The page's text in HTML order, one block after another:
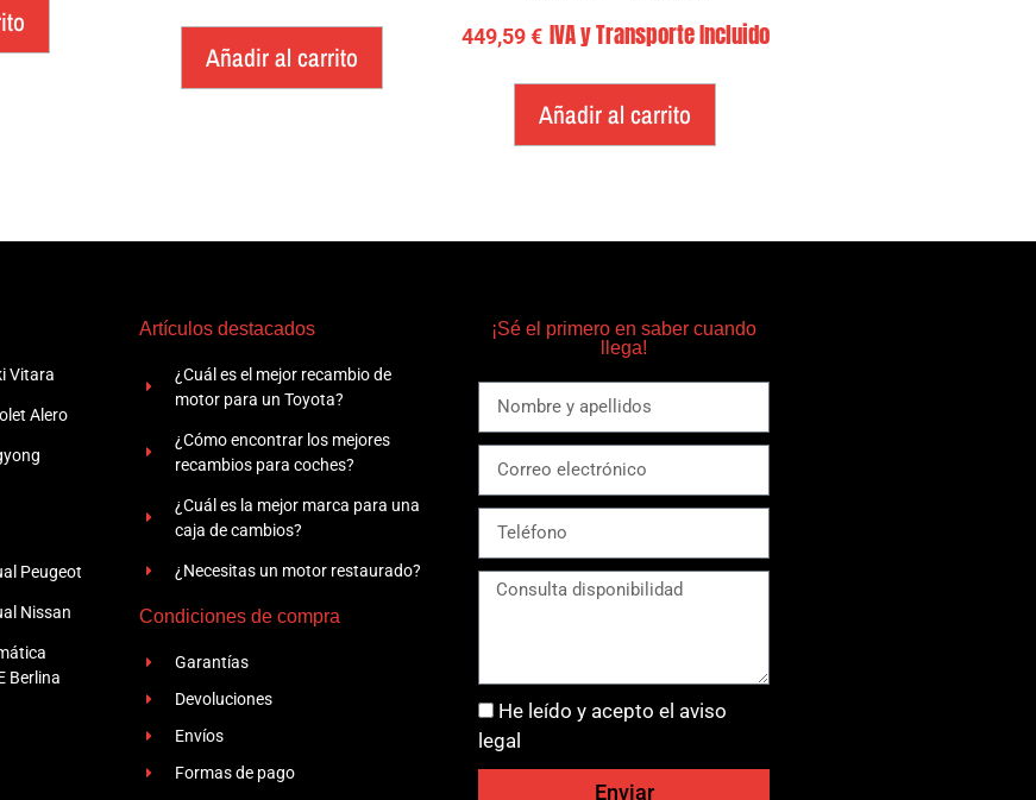
Añadir al carrito
449,59€ IVA y Transporte Incluido
Añadir al carrito
Vitara
Alero
Peugeot
Nissan
Berlina
Artículos destacados
¿Cuál es el mejor recambio de
motor para un Toyota?
¿Cómo encontrar los mejores
recambios para coches?
¿Cuál es la mejor marca para una
caja de cambios?
¿Necesitas un motor restaurado?
Condiciones de compra
Garantías
Devoluciones
Envíos
Formas de pago
¡Sé el primero en saber cuando
llega!
He leído y acepto el aviso
legal
Enviar